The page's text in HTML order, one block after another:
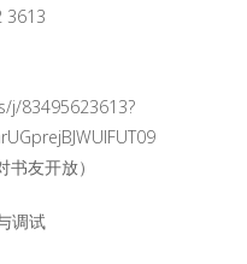
3613
j/83495623613?
书友开放）
调试